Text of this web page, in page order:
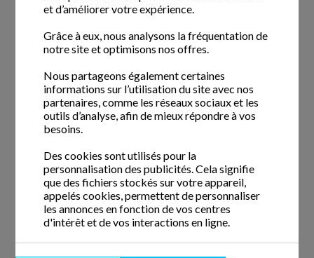
et d’améliorer votre expérience.
Grâce à eux, nous analysons la fréquentation de
notre site et optimisons nos offres.
Nous partageons également certaines
informations sur l’utilisation du site avec nos
partenaires, comme les réseaux sociaux et les
outils d’analyse, afin de mieux répondre à vos
besoins.
Des cookies sont utilisés pour la
personnalisation des publicités. Cela signifie
que des fichiers stockés sur votre appareil,
appelés cookies, permettent de personnaliser
les annonces en fonction de vos centres
d'intérêt et de vos interactions en ligne.
Demande de rappel
Nous contacter
Horaires et accessibilité
Informations
Actualités
Le fonctionnement